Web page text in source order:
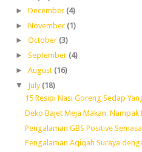
► December (4)
► November (1)
► October (3)
► September (4)
► August (16)
▼ July (18)
15 Resipi Nasi Goreng Sedap
Deko Bajet Meja Makan. Nampak
Pengalaman GBS Positive
Pengalaman Aqiqah Suraya